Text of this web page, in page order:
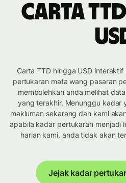
Carta
Carta TTD hingga USD
pertukaran mata wang pasaran
membolehkan anda melihat
yang terakhir. Menunggu kadar
makluman sekarang dan kami
apabila kadar pertukaran menjadi
harian kami, anda tidak akan
Jejak kadar